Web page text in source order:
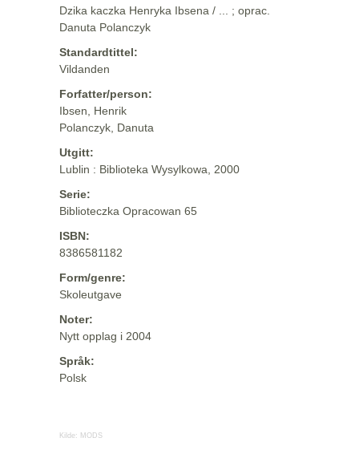
Dzika kaczka Henryka Ibsena / ... ; oprac.
Danuta Polanczyk
Standardtittel:
Vildanden
Forfatter/person:
Ibsen, Henrik
Polanczyk, Danuta
Utgitt:
Lublin : Biblioteka Wysylkowa, 2000
Serie:
Biblioteczka Opracowan 65
ISBN:
8386581182
Form/genre:
Skoleutgave
Noter:
Nytt opplag i 2004
Språk:
Polsk
Kilde: MODS